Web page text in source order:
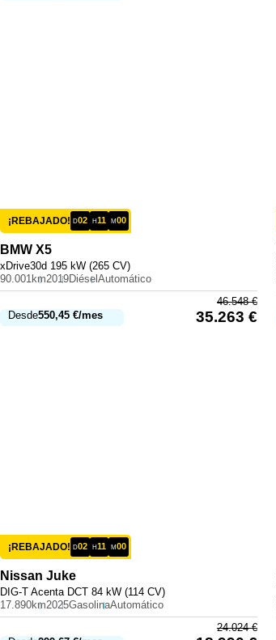
¡REBAJADO! D02 H11 M00
BMW X5
xDrive30d 195 kW (265 CV)
90.001km2019Diésel Automático
Desde550,45 €/mes
46.548€
35.263 €
¡REBAJADO! D02 H11 M00
Nissan Juke
DIG-T Acenta DCT 84 kW (114 CV)
17.890km2025GasolinaAutomático
24.024€